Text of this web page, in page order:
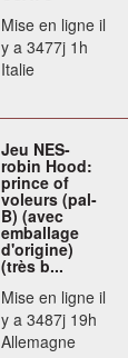
Mise en ligne il
y a 3477j 1h
Italie
Jeu NES-
robin Hood:
prince of
voleurs (pal-
B) (avec
emballage
d'origine)
(très b...
Mise en ligne il
y a 3487j 19h
Allemagne